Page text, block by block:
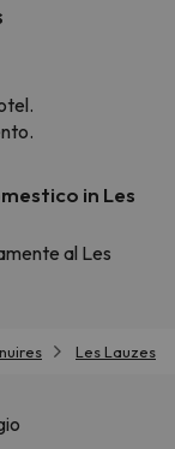
in Les
al Les
Les Lauzes